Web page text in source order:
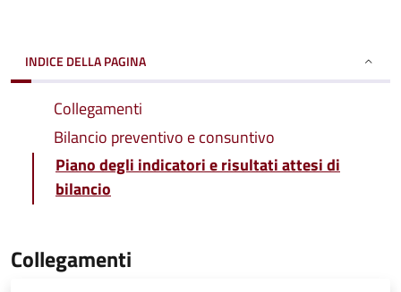
INDICE DELLA PAGINA
Collegamenti
Bilancio preventivo e consuntivo
Piano degli indicatori e risultati attesi di
bilancio
Collegamenti